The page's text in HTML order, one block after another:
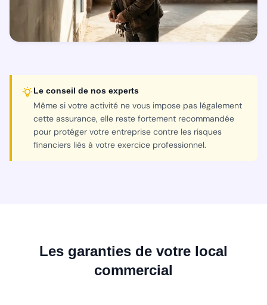
Le conseil de nos experts
Même si votre activité ne vous impose pas légalement
cette assurance, elle reste fortement recommandée
pour protéger votre entreprise contre les risques
financiers liés à votre exercice professionnel.
Les garanties de votre local
commercial